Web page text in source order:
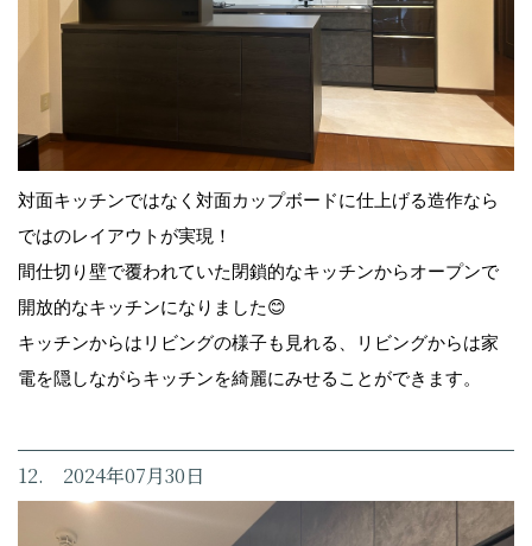
対面キッチンではなく対面カップボードに仕上げる造作なら
ではのレイアウトが実現！
間仕切り壁で覆われていた閉鎖的なキッチンからオープンで
開放的なキッチンになりました😊
キッチンからはリビングの様子も見れる、リビングからは家
電を隠しながらキッチンを綺麗にみせることができます。
12. 2024年07月30日